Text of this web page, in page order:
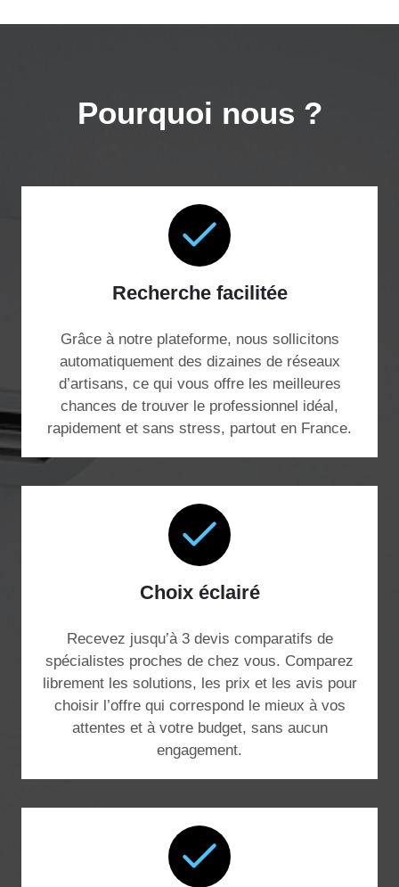
Pourquoi nous ?
Recherche facilitée
Grâce à notre plateforme, nous sollicitons
automatiquement des dizaines de réseaux
d’artisans, ce qui vous offre les meilleures
chances de trouver le professionnel idéal,
rapidement et sans stress, partout en France.
Choix éclairé
Recevez jusqu’à 3 devis comparatifs de
spécialistes proches de chez vous. Comparez
librement les solutions, les prix et les avis pour
choisir l’offre qui correspond le mieux à vos
attentes et à votre budget, sans aucun
engagement.